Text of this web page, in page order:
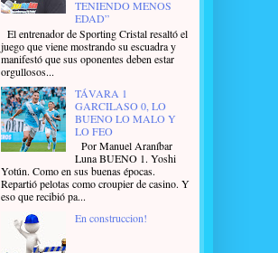
TENIENDO MENOS
EDAD”
El entrenador de Sporting Cristal resaltó el
juego que viene mostrando su escuadra y
manifestó que sus oponentes deben estar
orgullosos...
TÁVARA 1
GARCILASO 0, LO
BUENO LO MALO Y
LO FEO
Por Manuel Araníbar
Luna BUENO 1. Yoshi
Yotún. Como en sus buenas épocas.
Repartió pelotas como croupier de casino. Y
eso que recibió pa...
En construccion!